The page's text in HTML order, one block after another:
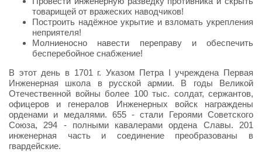
товарищей от вражеских наводчиков!
Построить надёжное укрытие и взломать укрепления
неприятеля!
Молниеносно навести переправу и обеспечить
бесперебойное снабжение!
В этот день в 1701 г. Указом Петра I учреждена Первая
Инженерная школа в русской армии. В годы Великой
Отечественной войны более 100 тыс. солдат, сержантов,
офицеров и генералов Инженерных войск награждены
орденами и медалями. 655 - стали Героями Советского
Союза, 294 - полными кавалерами ордена Славы. 201
инженерная часть и соединение преобразованы в
гвардейские.